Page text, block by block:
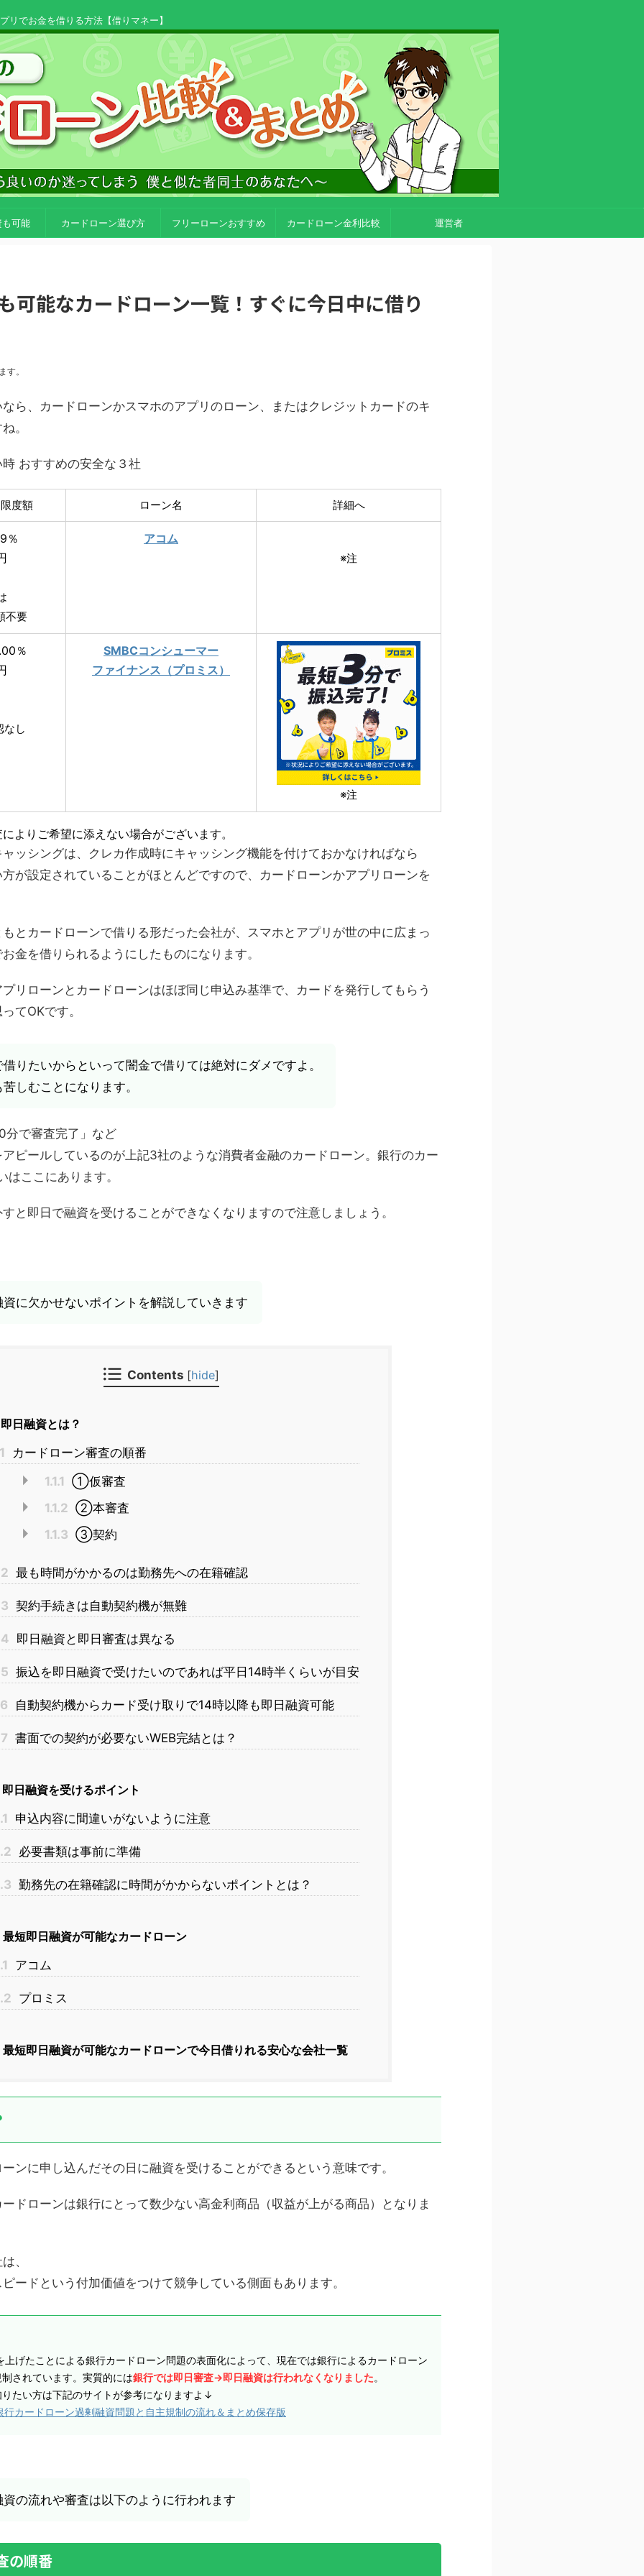
でお金を借りる方法【借りマネー】
可能 カードローン選び方 フリーローンおすすめ カードローン金利比較 運営者
可能なカードローン一覧！すぐに今日中に借り
す。
ら、カードローンかスマホのアプリのローン、またはクレジットカードのキ
。
おすすめの安全な３社
度額 ローン名 詳細へ
％
不要
アコム
※注
％
なし
SMBCコンシューマー
ファイナンス（プロミス）
※注
よりご希望に添えない場合がございます。
ッシングは、クレカ作成時にキャッシング機能を付けておかなければなら
が設定されていることがほとんどですので、カードローンかアプリローンを
とカードローンで借りる形だった会社が、スマホとアプリが世の中に広まっ
金を借りられるようにしたものになります。
リローンとカードローンはほぼ同じ申込み基準で、カードを発行してもらう
てOKです。
借りたいからといって闇金で借りては絶対にダメですよ。
苦しむことになります。
分で審査完了」など
ピールしているのが上記3社のような消費者金融のカードローン。銀行のカー
はここにあります。
と即日で融資を受けることができなくなりますので注意しましょう。
資に欠かせないポイントを解説していきます
Contents [hide]
即日融資とは？
カードローン審査の順番
1.1.1 ①仮審査
1.1.2 ②本審査
1.1.3 ③契約
最も時間がかかるのは勤務先への在籍確認
契約手続きは自動契約機が無難
即日融資と即日審査は異なる
振込を即日融資で受けたいのであれば平日14時半くらいが目安
自動契約機からカード受け取りで14時以降も即日融資可能
書面での契約が必要ないWEB完結とは？
即日融資を受けるポイント
申込内容に間違いがないように注意
必要書類は事前に準備
勤務先の在籍確認に時間がかからないポイントとは？
最短即日融資が可能なカードローン
アコム
プロミス
最短即日融資が可能なカードローンで今日借りれる安心な会社一覧
ンに申し込んだその日に融資を受けることができるという意味です。
ドローンは銀行にとって数少ない高金利商品（収益が上がる商品）となりま
、
ードという付加価値をつけて競争している側面もあります。
上げたことによる銀行カードローン問題の表面化によって、現在では銀行によるカードローン
されています。実質的には銀行では即日審査→即日融資は行われなくなりました。
たい方は下記のサイトが参考になりますよ↓
カードローン過剰融資問題と自主規制の流れ＆まとめ保存版
資の流れや審査は以下のように行われます
の順番